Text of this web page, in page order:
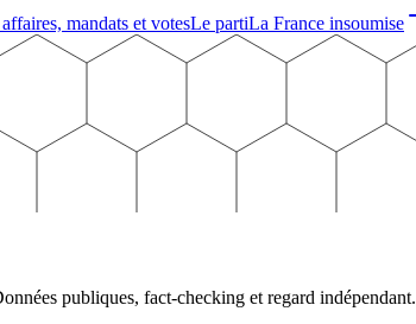
affaires, mandats et votesLe partiLa France insoumise
publiques, fact-checking et regard indépendant.